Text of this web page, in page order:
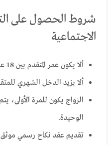
شروط الحصول على
الاجتماعية
ألا يكون عمر المتقدم بين 18 عام و 70 عام.
ألا يزيد الدخل الشهري للمتقدم عن 14500
الزواج يكون للمرة الأولى،
الوحيدة.
تقديم عقد نكاح رسمي